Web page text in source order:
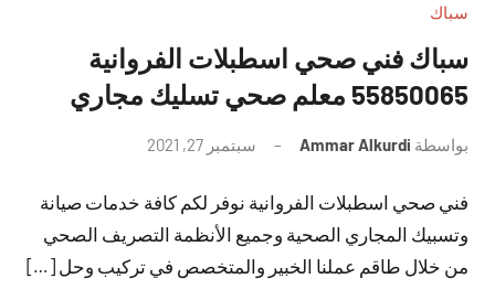
سباك
سباك فني صحي اسطبلات الفروانية
55850065 معلم صحي تسليك مجاري
بواسطة Ammar Alkurdi سبتمبر 27, 2021
تعليقات
فني صحي اسطبلات الفروانية نوفر لكم كافة خدمات صيانة
وتسبيك المجاري الصحية وجميع الأنظمة التصريف الصحي
من خلال طاقم عملنا الخبير والمتخصص في تركيب وحل […]